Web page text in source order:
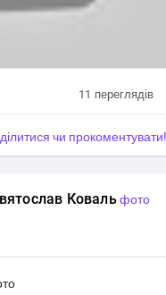
11 переглядів
чи прокоментувати!
Коваль фото